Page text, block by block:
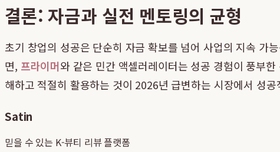
결론: 자금과 실전 멘토링의 균형
초기 창업의 성공은 단순히 자금 확보를 넘어 사업의 지속 가
면, 프라이머와 같은 민간 액셀러레이터는 성공 경험이 풍부한
해하고 적절히 활용하는 것이 2026년 급변하는 시장에서 성
Satin
믿을 수 있는 K-뷰티 리뷰 플랫폼